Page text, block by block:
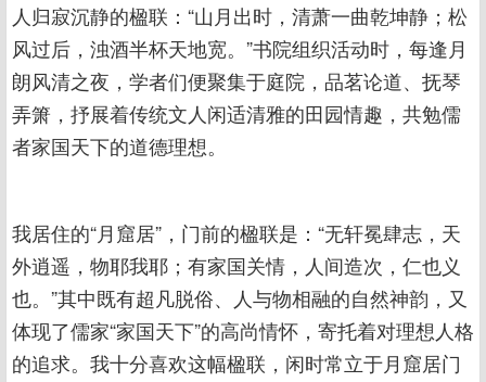
人归寂沉静的楹联：“山月出时，清萧一曲乾坤静；松
风过后，浊酒半杯天地宽。”书院组织活动时，每逢月
朗风清之夜，学者们便聚集于庭院，品茗论道、抚琴
弄箫，抒展着传统文人闲适清雅的田园情趣，共勉儒
者家国天下的道德理想。
我居住的“月窟居”，门前的楹联是：“无轩冕肆志，天
外逍遥，物耶我耶；有家国关情，人间造次，仁也义
也。”其中既有超凡脱俗、人与物相融的自然神韵，又
体现了儒家“家国天下”的高尚情怀，寄托着对理想人格
的追求。我十分喜欢这幅楹联，闲时常立于月窟居门